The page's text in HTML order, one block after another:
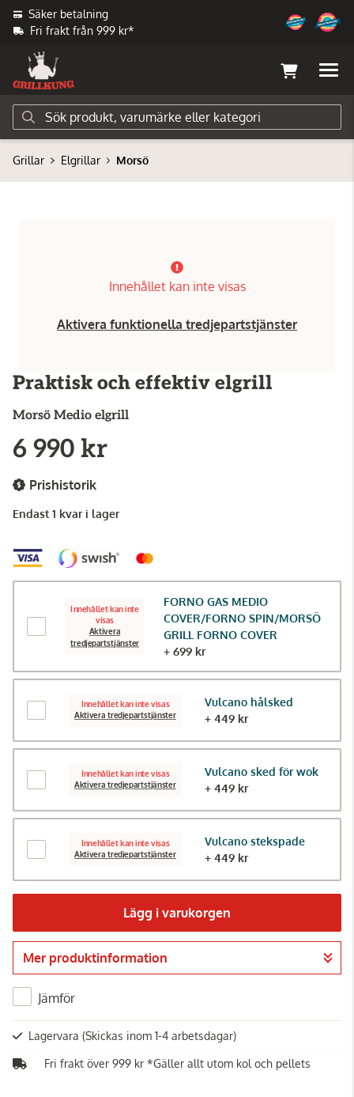
Säker betalning
Fri frakt från 999 kr*
Grillar Elgrillar Morsö
Innehållet kan inte visas
Aktivera funktionella tredjepartstjänster
Praktisk och effektiv elgrill
Morsö Medio elgrill
6 990 kr
Prishistorik
Endast 1 kvar i lager
Innehållet kan inte
visas
Aktivera
tredjepartstjänster
FORNO GAS MEDIO
COVER/FORNO SPIN/MORSÖ
GRILL FORNO COVER
+ 699 kr
Innehållet kan inte visas
Aktivera tredjepartstjänster
Vulcano hålsked
+ 449 kr
Innehållet kan inte visas
Aktivera tredjepartstjänster
Vulcano sked för wok
+ 449 kr
Innehållet kan inte visas
Aktivera tredjepartstjänster
Vulcano stekspade
+ 449 kr
Lägg i varukorgen
Gå till kassan
Mer produktinformation
Jämför
Lagervara (Skickas inom 1-4 arbetsdagar)
Fri frakt över 999 kr *Gäller allt utom kol och pellets